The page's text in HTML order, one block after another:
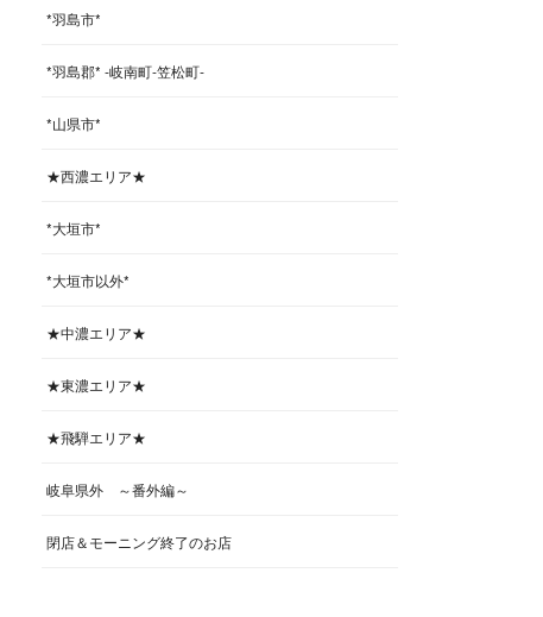
*羽島市*
*羽島郡* -岐南町-笠松町-
*山県市*
★西濃エリア★
*大垣市*
*大垣市以外*
★中濃エリア★
★東濃エリア★
★飛騨エリア★
岐阜県外 ～番外編～
閉店＆モーニング終了のお店